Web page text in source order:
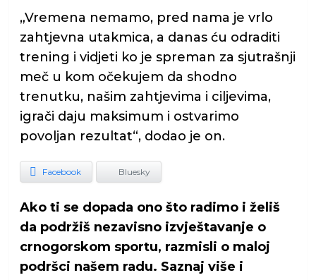
„Vremena nemamo, pred nama je vrlo
zahtjevna utakmica, a danas ću odraditi
trening i vidjeti ko je spreman za sjutrašnji
meč u kom očekujem da shodno
trenutku, našim zahtjevima i ciljevima,
igrači daju maksimum i ostvarimo
povoljan rezultat“, dodao je on.
Facebook Bluesky
Ako ti se dopada ono što radimo i želiš
da podržiš nezavisno izvještavanje o
crnogorskom sportu, razmisli o maloj
podršci našem radu. Saznaj više i